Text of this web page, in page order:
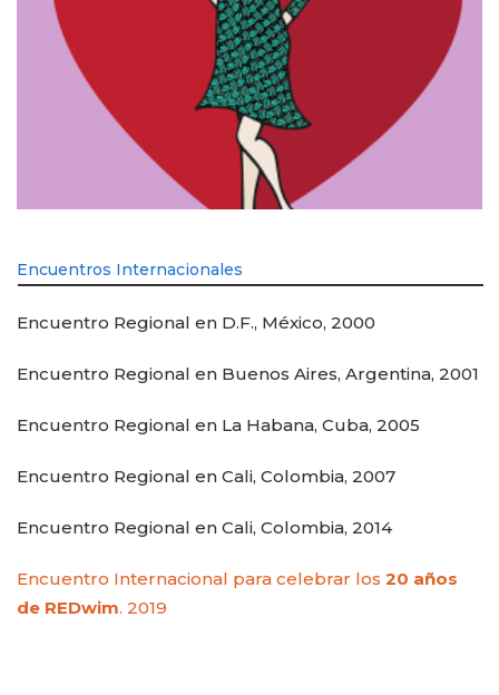
Encuentros Internacionales
Encuentro Regional en D.F., México, 2000
Encuentro Regional en Buenos Aires, Argentina, 2001
Encuentro Regional en La Habana, Cuba, 2005
Encuentro Regional en Cali, Colombia, 2007
Encuentro Regional en Cali, Colombia, 2014
Encuentro Internacional para celebrar los 20 años
de REDwim. 2019